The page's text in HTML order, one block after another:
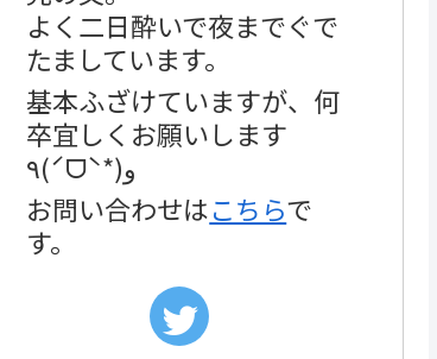
よく二日酔いで夜までぐで
たましています。
基本ふざけていますが、何
卒宜しくお願いします
٩(ˊᗜˋ*)و
お問い合わせはこちらで
す。